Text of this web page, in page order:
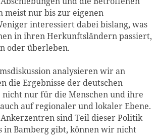
meist nur bis zur eigenen
interessiert dabei bislang, was
in ihren Herkunftsländern passiert,
oder überleben.
analysieren wir an
die Ergebnisse der deutschen
nur für die Menschen und ihre
auf regionaler und lokaler Ebene.
sind Teil dieser Politik
in Bamberg gibt, können wir nicht